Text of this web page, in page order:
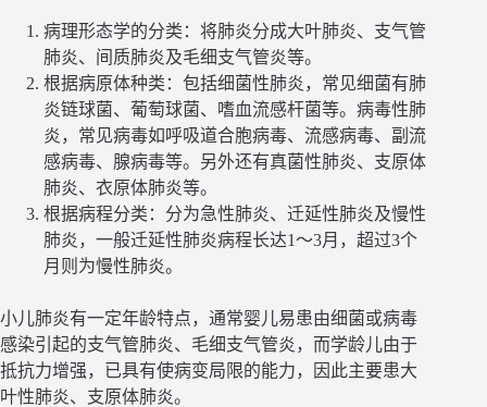
病理形态学的分类：将肺炎分成大叶肺炎、支气管
肺炎、间质肺炎及毛细支气管炎等。
根据病原体种类：包括细菌性肺炎，常见细菌有肺
炎链球菌、葡萄球菌、嗜血流感杆菌等。病毒性肺
炎，常见病毒如呼吸道合胞病毒、流感病毒、副流
感病毒、腺病毒等。另外还有真菌性肺炎、支原体
肺炎、衣原体肺炎等。
根据病程分类：分为急性肺炎、迁延性肺炎及慢性
肺炎，一般迁延性肺炎病程长达1～3月，超过3个
月则为慢性肺炎。
小儿肺炎有一定年龄特点，通常婴儿易患由细菌或病毒
感染引起的支气管肺炎、毛细支气管炎，而学龄儿由于
抵抗力增强，已具有使病变局限的能力，因此主要患大
叶性肺炎、支原体肺炎。